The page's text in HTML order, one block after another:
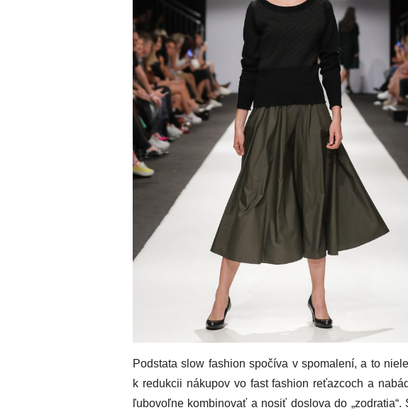
Podstata slow fashion spočíva v spomalení, a to
k redukcii nákupov vo fast fashion reťazcoch a
ľubovoľne kombinovať a nosiť doslova do